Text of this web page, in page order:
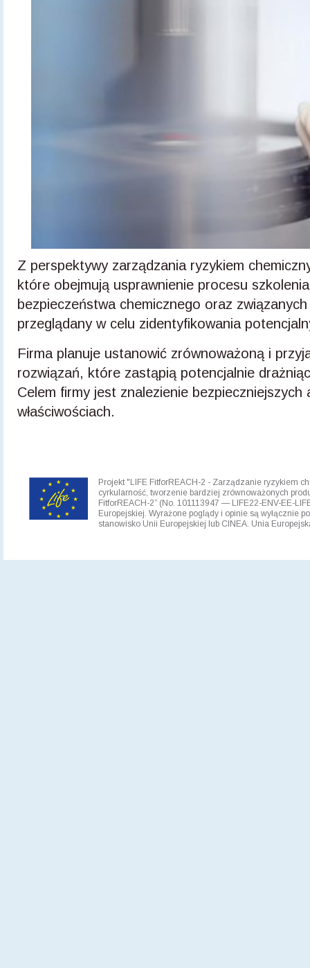
Z perspektywy zarządzania ryzykiem
które obejmują usprawnienie procesu
bezpieczeństwa chemicznego oraz
przeglądany w celu zidentyfikowania
Firma planuje ustanowić zrównoważoną i
rozwiązań, które zastąpią potencjalnie
Celem firmy jest znalezienie
właściwościach.
Projekt "LIFE FitforREACH-2 - Zarządzanie ryzykiem
cyrkularność, tworzenie bardziej zrównoważonych
FitforREACH-2” (No. 101113947 — LIFE22-ENV-EE-
Europejskiej. Wyrażone poglądy i opinie są wyłącznie
stanowisko Unii Europejskiej lub CINEA. Unia